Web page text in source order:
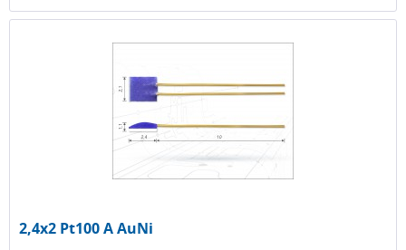
2,4x2 Pt100 A AuNi